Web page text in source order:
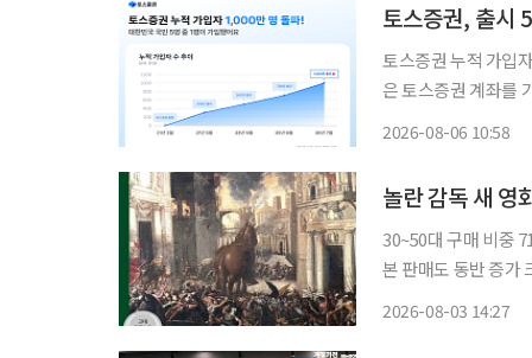
토스증권, 출시
토스증권 누적 가입
은 토스증권 계좌를 가지고 있다는 의미다. 6
2026-08-06 10:58
30~50대 구매 비중
본 판매도 동반 증가 크리스토퍼 놀란 감독의 새 영화 '오디세이' 개봉을 앞두고 원작과 그리
2026-08-03 14:27